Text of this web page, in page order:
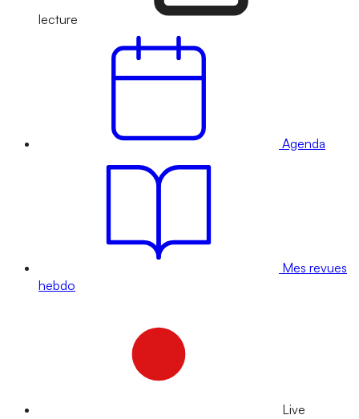
lecture
Agenda
Mes revues
hebdo
Live